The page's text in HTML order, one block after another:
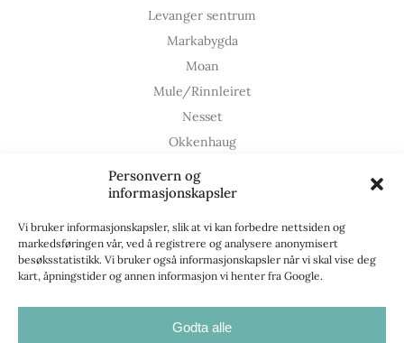
Personvern og
informasjonskapsler
Vi bruker informasjonskapsler, slik at vi kan forbedre nettsiden og
markedsføringen vår, ved å registrere og analysere anonymisert
besøksstatistikk. Vi bruker også informasjonskapsler når vi skal vise deg
kart, åpningstider og annen informasjon vi henter fra Google.
Godta alle
Levanger sentrum
Markabygda
Moan
Mule/Rinnleiret
Nesset
Okkenhaug
Røstad
Ytterøy
Opplev Levanger